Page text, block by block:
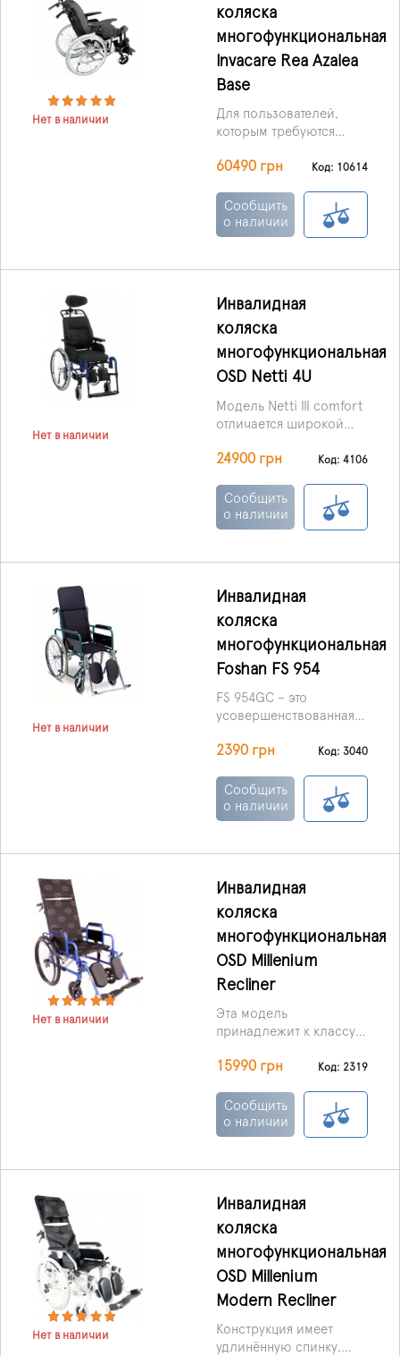
поддержку и
способствует
улучшению
повседневной
мобильности. Его
как в помещениях, так и
на улице.
Нет в наличии
коляска
многофункциональная
Invacare Rea Azalea
Base
Для пользователей,
которым требуются
особым креслом и при
первоклассная модель,
идеальным вариантом
станет Rea Azalea Base.
60490 грн Код: 10614
Сообщить
о наличии
Нет в наличии
Инвалидная
коляска
многофункциональная
OSD Netti 4U
Модель Netti III comfort
отличается широкой
большим спектром,
комфорта пользователя,
настроек.
24900 грн Код: 4106
Сообщить
о наличии
Нет в наличии
Инвалидная
коляска
многофункциональная
Foshan FS 954
FS 954GC – это
усовершенствованная
кресла, обладающая
дополнительными
опциями, призванными
облегчить жизнь
передвижения.
2390 грн Код: 3040
Сообщить
о наличии
Нет в наличии
Инвалидная
коляска
многофункциональная
OSD Millenium
Recliner
Эта модель
принадлежит к классу
инвалидных колясок,
подходят для
использования, как в
домашних условиях, так
15990 грн Код: 2319
Сообщить
о наличии
Нет в наличии
Инвалидная
коляска
многофункциональная
OSD Millenium
Modern Recliner
Конструкция имеет
удлинённую спинку,